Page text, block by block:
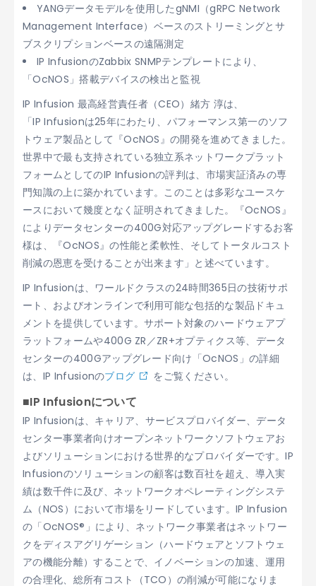
YANGデータモデルを使用したgNMI（gRPC Network
Management Interface）ベースのストリーミングとサ
ブスクリプションベースの遠隔測定
IP InfusionのZabbix SNMPテンプレートにより、
「OcNOS」搭載デバイスの検出と監視
IP Infusion 最高経営責任者（CEO）緒方 淳は、
「IP Infusionは25年にわたり、パフォーマンス第一のソフ
トウェア製品として『OcNOS』の開発を進めてきました。
世界中で最も支持されている独立系ネットワークプラット
フォームとしてのIP Infusionの評判は、市場実証済みの専
門知識の上に築かれています。このことは多彩なユースケ
ースにおいて幾度となく証明されてきました。『OcNOS』
によりデータセンターの400G対応アップグレードするお客
様は、『OcNOS』の性能と柔軟性、そしてトータルコスト
削減の恩恵を受けることが出来ます」と述べています。
IP Infusionは、ワールドクラスの24時間365日の技術サポ
ート、およびオンラインで利用可能な包括的な製品ドキュ
メントを提供しています。サポート対象のハードウェアプ
ラットフォームや400G ZR／ZR+オプティクス等、データ
センターの400Gアップグレード向け「OcNOS」の詳細
は、IP Infusionのブログ をご覧ください。
■IP Infusionについて
IP Infusionは、キャリア、サービスプロバイダー、データ
センター事業者向けオープンネットワークソフトウェアお
よびソリューションにおける世界的なプロバイダーです。IP
Infusionのソリューションの顧客は数百社を超え、導入実
績は数千件に及び、ネットワークオペレーティングシステ
ム（NOS）において市場をリードしています。IP Infusion
の「OcNOS®」により、ネットワーク事業者はネットワー
クをディスアグリゲーション（ハードウェアとソフトウェ
アの機能分離）することで、イノベーションの加速、運用
の合理化、総所有コスト（TCO）の削減が可能になりま